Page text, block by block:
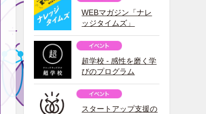
WEBマガジン「ナレ
ッジタイムズ」
超学校 - 感性を磨く学
びのプログラム
スタートアップ支援の